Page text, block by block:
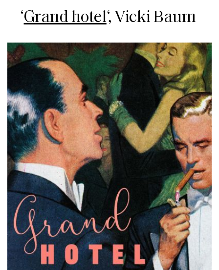
‘Grand hotel‘, Vicki Baum